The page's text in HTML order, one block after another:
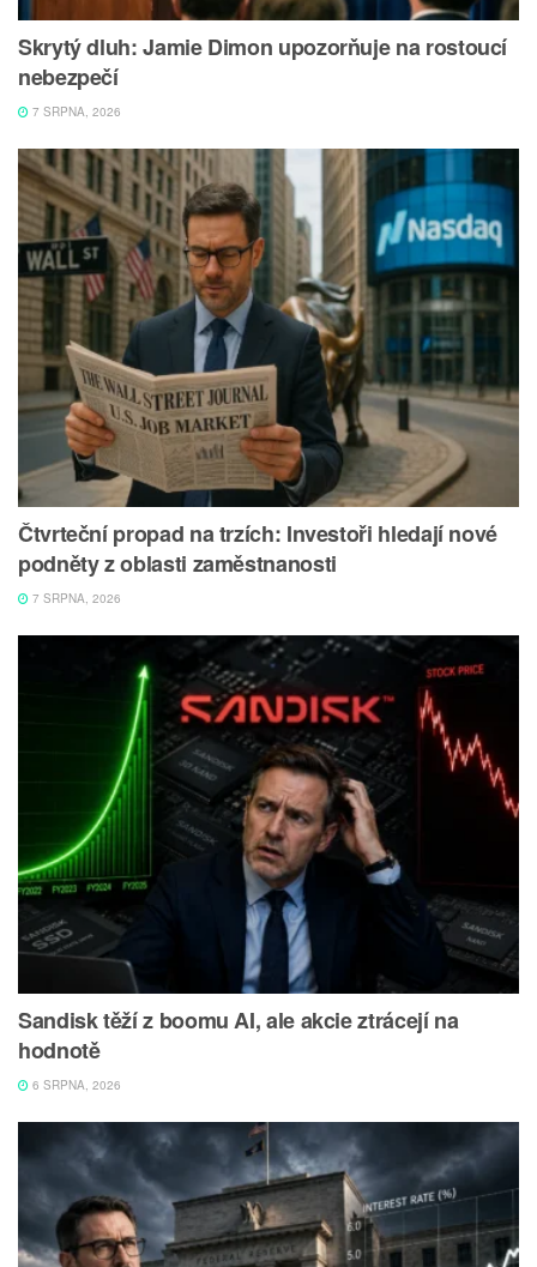
Skrytý dluh: Jamie Dimon upozorňuje na rostoucí
nebezpečí
7 SRPNA, 2026
Čtvrteční propad na trzích: Investoři hledají nové
podněty z oblasti zaměstnanosti
7 SRPNA, 2026
Sandisk těží z boomu AI, ale akcie ztrácejí na
hodnotě
6 SRPNA, 2026